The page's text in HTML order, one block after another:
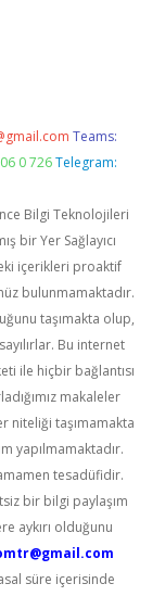
Teams:
0 726 Telegram:
Bilgi Teknolojileri
bir Yer Sağlayıcı
içerikleri proaktif
bulunmamaktadır.
taşımakta olup,
Bu internet
ile hiçbir bağlantısı
makaleler
niteliği taşımamakta
yapılmamaktadır.
tesadüfidir.
bir bilgi paylaşım
aykırı olduğunu
süre içerisinde